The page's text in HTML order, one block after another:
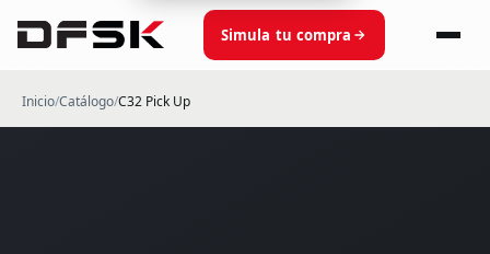
Simula tu compra
Inicio/Catálogo/C32 Pick Up